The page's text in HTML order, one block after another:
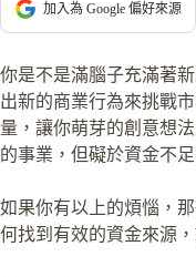
加入為 Google 偏好來源
你是不是滿腦子充滿著
出新的商業行為來挑戰
量，讓你萌芽的創意想
的事業，但礙於資金不
如果你有以上的煩惱，
何找到有效的資金來源